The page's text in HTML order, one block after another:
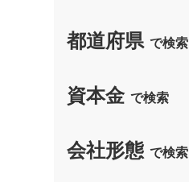
都道府県で検索
資本金で検索
会社形態で検索